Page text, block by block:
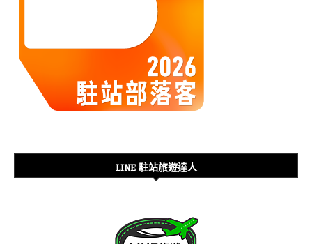
LINE 駐站旅遊達人